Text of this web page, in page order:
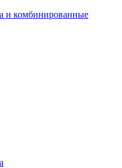
и комбинированные